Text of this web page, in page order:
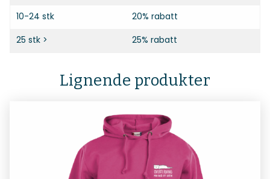
10-24 stk
20% rabatt
25 stk >
25% rabatt
Lignende produkter